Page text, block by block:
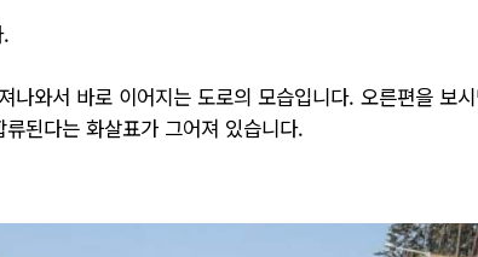
나와서 바로 이어지는 도로의 모습입니다. 오른편을 보
된다는 화살표가 그어져 있습니다.